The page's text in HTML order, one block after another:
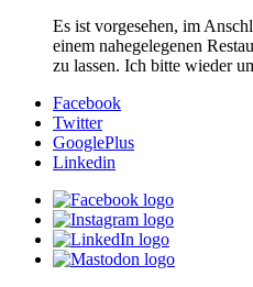
Es ist vorgesehen, im
einem nahegelegenen
zu lassen. Ich bitte wieder
Facebook
Twitter
GooglePlus
Linkedin